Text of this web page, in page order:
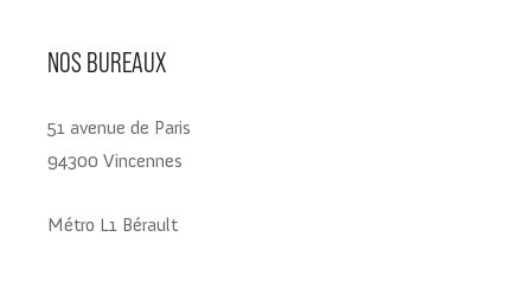
NOS BUREAUX
51 avenue de Paris
94300 Vincennes
Métro L1 Bérault